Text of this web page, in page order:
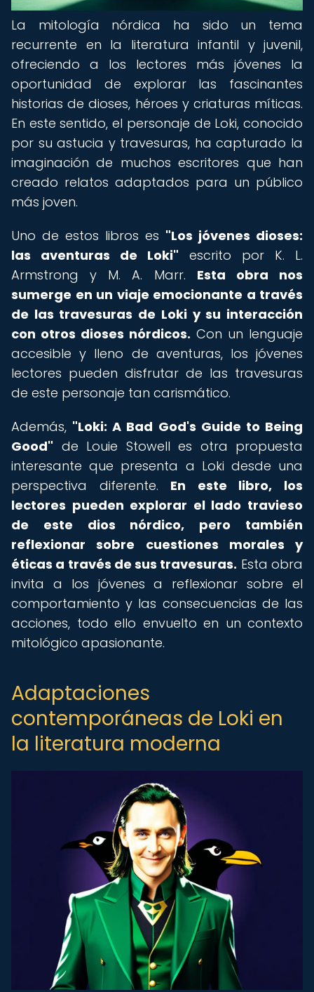
La mitología nórdica ha sido un tema
recurrente en la literatura infantil y juvenil,
ofreciendo a los lectores más jóvenes la
oportunidad de explorar las fascinantes
historias de dioses, héroes y criaturas míticas.
En este sentido, el personaje de Loki, conocido
por su astucia y travesuras, ha capturado la
imaginación de muchos escritores que han
creado relatos adaptados para un público
más joven.
Uno de estos libros es "Los jóvenes dioses:
las aventuras de Loki" escrito por K. L.
Armstrong y M. A. Marr. Esta obra nos
sumerge en un viaje emocionante a través
de las travesuras de Loki y su interacción
con otros dioses nórdicos. Con un lenguaje
accesible y lleno de aventuras, los jóvenes
lectores pueden disfrutar de las travesuras
de este personaje tan carismático.
Además, "Loki: A Bad God's Guide to Being
Good" de Louie Stowell es otra propuesta
interesante que presenta a Loki desde una
perspectiva diferente. En este libro, los
lectores pueden explorar el lado travieso
de este dios nórdico, pero también
reflexionar sobre cuestiones morales y
éticas a través de sus travesuras. Esta obra
invita a los jóvenes a reflexionar sobre el
comportamiento y las consecuencias de las
acciones, todo ello envuelto en un contexto
mitológico apasionante.
Adaptaciones
contemporáneas de Loki en
la literatura moderna